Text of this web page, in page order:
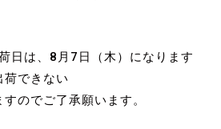
は、8月7日（木）になります
荷できない
でご了承願います。